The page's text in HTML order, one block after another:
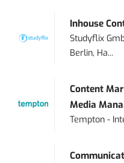
Inhouse
Studyflix
Berlin, Ha...
Content
Media
Tempton -